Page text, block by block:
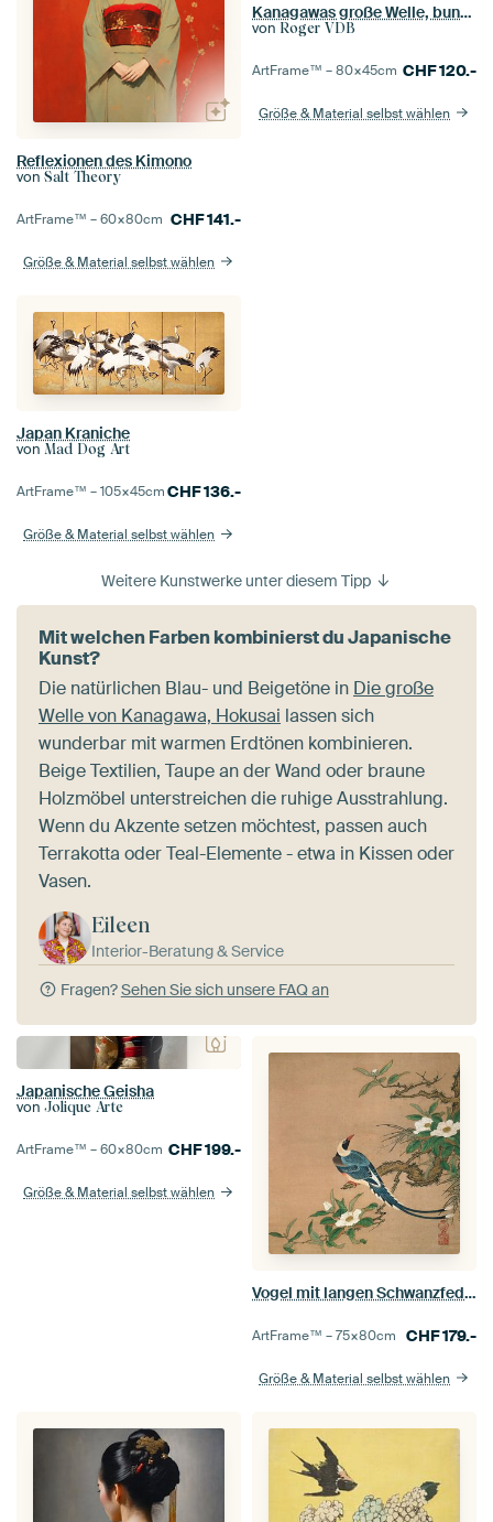
Reflexionen des Kimono
von Salt Theory
ArtFrame™ –60×80cm CHF141.-
Größe & Material selbst wählen
Kanagawas große Welle, bunte Pop-Art-Collage
von Roger VDB
ArtFrame™ –80×45cm CHF120.-
Größe & Material selbst wählen
Japan Kraniche
von Mad Dog Art
ArtFrame™ –105×45cmCHF136.-
Größe & Material selbst wählen
Weitere Kunstwerke unter diesem Tipp
Mit welchen Farben kombinierst du Japanische
Kunst?
Die natürlichen Blau- und Beigetöne in Die große
Welle von Kanagawa, Hokusai lassen sich
wunderbar mit warmen Erdtönen kombinieren.
Beige Textilien, Taupe an der Wand oder braune
Holzmöbel unterstreichen die ruhige Ausstrahlung.
Wenn du Akzente setzen möchtest, passen auch
Terrakotta oder Teal-Elemente - etwa in Kissen oder
Vasen.
Eileen
Interior-Beratung & Service
Fragen?Sehen Sie sich unsere FAQ an
Japanische Geisha
von Jolique Arte
ArtFrame™ –60×80cm CHF199.-
Größe & Material selbst wählen
Vogel mit langen Schwanzfedern, Kano Yosetsu
ArtFrame™ –75×80cm CHF179.-
Größe & Material selbst wählen